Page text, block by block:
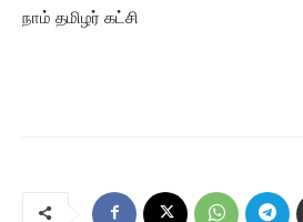
நாம் தமிழர் கட்சி